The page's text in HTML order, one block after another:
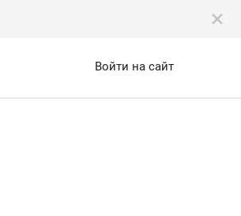
Войти на сайт